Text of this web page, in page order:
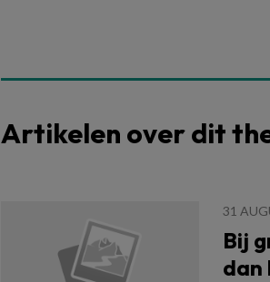
Artikelen over dit
31
Bij
dan